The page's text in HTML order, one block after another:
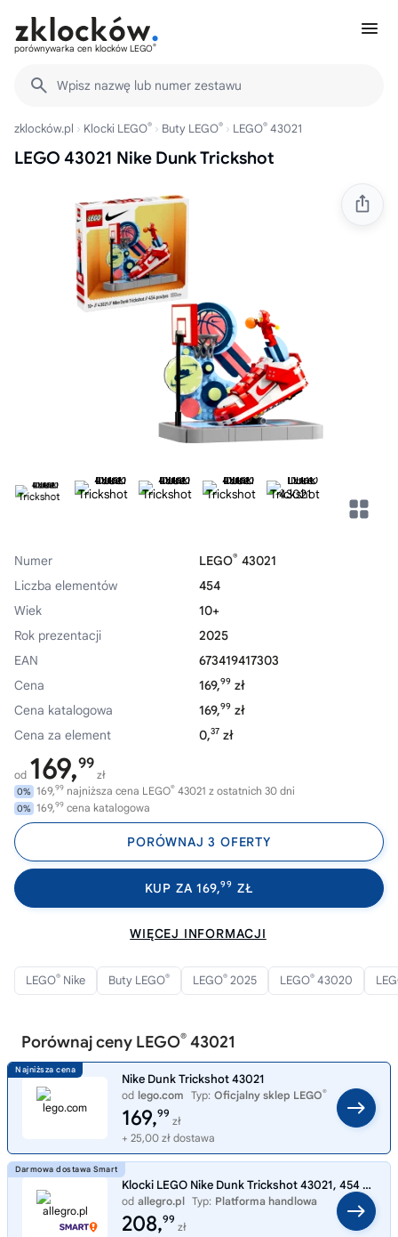
porównywarka cen klocków LEGO®
Wpisz nazwę lub numer zestawu
zklocków.pl Klocki LEGO® Buty LEGO® LEGO® 43021
LEGO 43021 Nike Dunk Trickshot
Numer LEGO® 43021
Liczba elementów
454
Wiek
10+
Rok prezentacji
2025
EAN
673419417303
Cena
169,99 zł
Cena katalogowa
169,99 zł
Cena za element
0,37 zł
od 169,99
zł
0% 169,99 najniższa cena LEGO® 43021 z ostatnich 30 dni
0% 169,99 cena katalogowa
PORÓWNAJ 3 OFERTY
KUP ZA 169,99 ZŁ
WIĘCEJ INFORMACJI
LEGO® Nike Buty LEGO® LEGO® 2025 LEGO® 43020
Porównaj ceny LEGO® 43021
Nike Dunk Trickshot 43021
od lego.com Typ: Oficjalny sklep LEGO®
169,99
zł
+ 25,00 zł dostawa
Klocki LEGO Nike Dunk Trickshot 43021, 454 elementy, 10+
od allegro.pl Typ: Platforma handlowa
208,99
zł